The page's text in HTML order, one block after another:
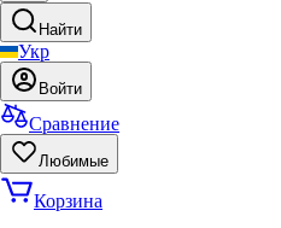
Найти
Укр
Войти
Сравнение
Любимые
Корзина